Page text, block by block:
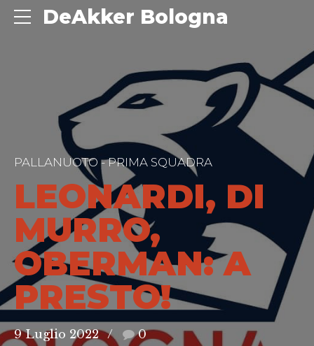
DeAkker Bologna
PALLANUOTO - PRIMA SQUADRA
LEONARDI, DI
MURRO,
OBERMAN: A
PRESTO!
9 Luglio 2022 0